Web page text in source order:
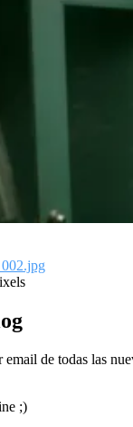
de todas las
;)